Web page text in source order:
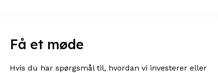
Få et møde
Hvis du har spørgsmål til, hvordan vi investerer eller